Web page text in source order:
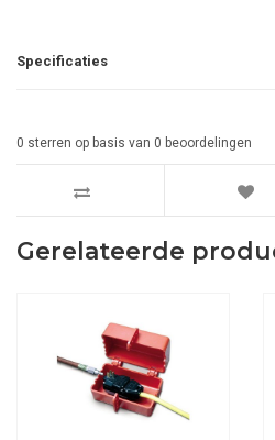
Specificaties
0 sterren op basis van 0 beoordelingen
Gerelateerde